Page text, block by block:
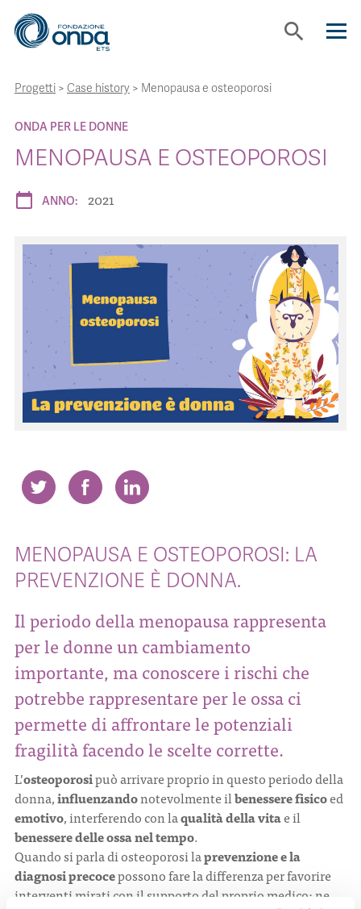
search
CHI SIAMO
CON CHI LAVORIAMO
STRUMENTI
PROGETTI
NEWS
CONTATTI
Progetti > Case history > Menopausa e osteoporosi
ONDA PER LE DONNE
MENOPAUSA E OSTEOPOROSI
calendar_today ANNO: 2021
MENOPAUSA E OSTEOPOROSI: LA
PREVENZIONE È DONNA.
Il periodo della menopausa rappresenta
per le donne un cambiamento
importante, ma conoscere i rischi che
potrebbe rappresentare per le ossa ci
permette di affrontare le potenziali
fragilità facendo le scelte corrette.
L’osteoporosipuò arrivare proprio in questo periodo della
donna,influenzandonotevolmente ilbenessere fisicoed
emotivo, interferendo con laqualità della vitae il
benessere delle ossa nel tempo.
Quando si parla di osteoporosi laprevenzione e la
diagnosi precocepossono fare la differenza per favorire
interventi mirati con il supporto del proprio medico: ne